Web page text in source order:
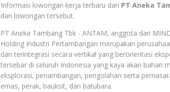
Informasi lowongan kerja terbaru dari PT Aneka
dan lowongan tersebut.
PT Aneka Tambang Tbk - ANTAM, anggota dari
Holding Industri Pertambangan merupakan
dan terintegrasi secara vertikal yang berorientasi
tersebar di seluruh Indonesia yang kaya akan bahan
eksplorasi, penambangan, pengolahan serta
emas, perak, bauksit, dan batubara.